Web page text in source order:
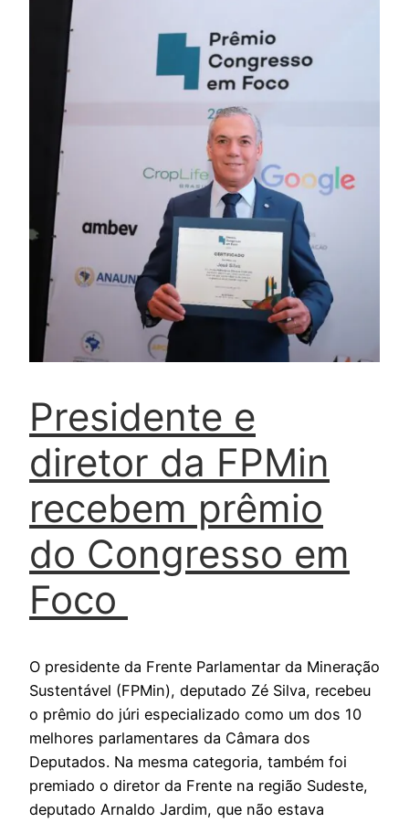
Presidente e
diretor da FPMin
recebem prêmio
do Congresso em
Foco
O presidente da Frente Parlamentar da Mineração
Sustentável (FPMin), deputado Zé Silva, recebeu
o prêmio do júri especializado como um dos 10
melhores parlamentares da Câmara dos
Deputados. Na mesma categoria, também foi
premiado o diretor da Frente na região Sudeste,
deputado Arnaldo Jardim, que não estava